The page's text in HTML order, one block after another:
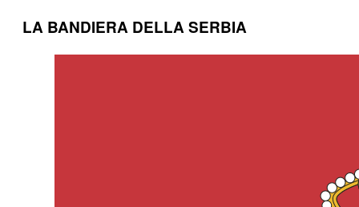
LA BANDIERA DELLA SERBIA